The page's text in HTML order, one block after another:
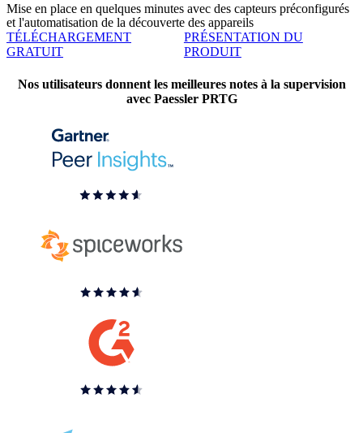
Mise en place en quelques minutes avec des capteurs préconfigurés
et l'automatisation de la découverte des appareils
TÉLÉCHARGEMENT
GRATUIT
PRÉSENTATION DU
PRODUIT
Nos utilisateurs donnent les meilleures notes à la supervision
avec Paessler PRTG